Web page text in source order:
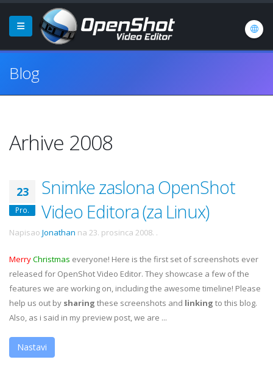
Blog
Arhive 2008
23
Pro.
Snimke zaslona OpenShot
Video Editora (za Linux)
Napisao Jonathan na 23. prosinca 2008. .
MerryChristmas everyone! Here is the first set of screenshots ever
released for OpenShot Video Editor. They showcase a few of the
features we are working on, including the awesome timeline! Please
help us out by sharing these screenshots and linking to this blog.
Also, as i said in my preview post, we are ...
Nastavi